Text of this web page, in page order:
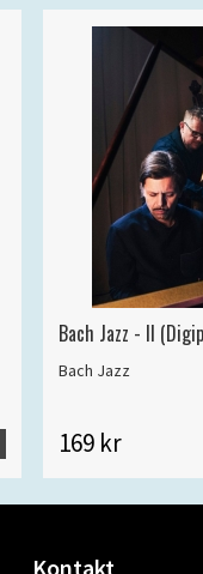
Bach Jazz - II
Bach Jazz
169 kr
Kontakt